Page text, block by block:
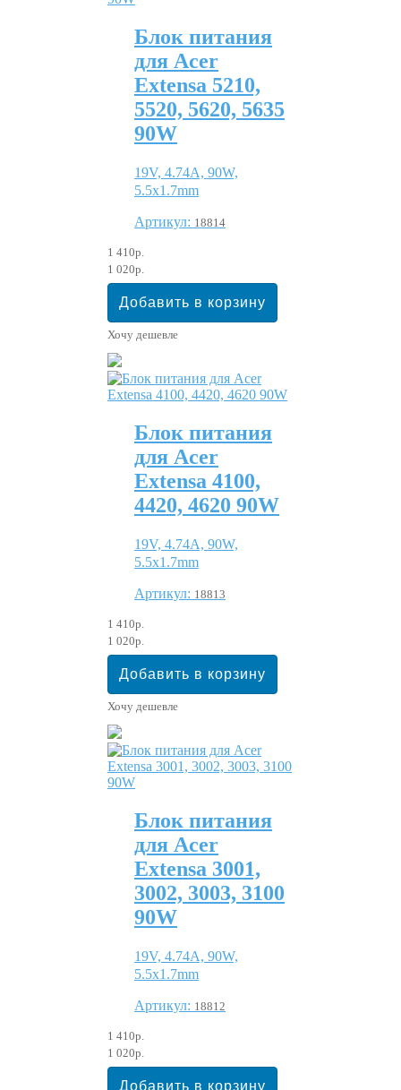
Блок питания
для Acer
Extensa 5210,
5520, 5620, 5635
90W
19V, 4.74A, 90W,
5.5x1.7mm
Артикул: 18814
1 410р.
1 020р.
Хочу дешевле
Блок питания
для Acer
Extensa 4100,
4420, 4620 90W
19V, 4.74A, 90W,
5.5x1.7mm
Артикул: 18813
1 410р.
1 020р.
Хочу дешевле
Блок питания
для Acer
Extensa 3001,
3002, 3003, 3100
90W
19V, 4.74A, 90W,
5.5x1.7mm
Артикул: 18812
1 410р.
1 020р.